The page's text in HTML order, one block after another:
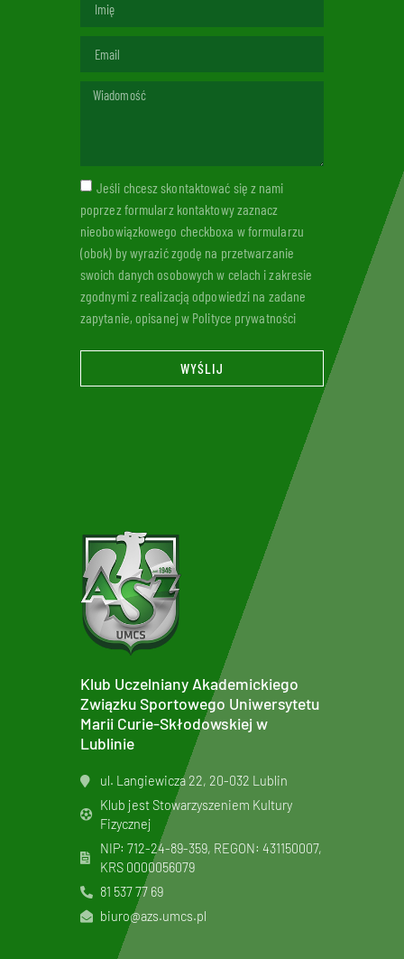
Jeśli chcesz skontaktować się z nami
poprzez formularz kontaktowy zaznacz
nieobowiązkowego checkboxa w formularzu
(obok) by wyrazić zgodę na przetwarzanie
swoich danych osobowych w celach i zakresie
zgodnymi z realizacją odpowiedzi na zadane
zapytanie, opisanej w Polityce prywatności
WYŚLIJ
Klub Uczelniany Akademickiego
Związku Sportowego Uniwersytetu
Marii Curie-Skłodowskiej w
Lublinie
ul. Langiewicza 22, 20-032 Lublin
Klub jest Stowarzyszeniem Kultury
Fizycznej
NIP: 712-24-89-359, REGON: 431150007,
KRS 0000056079
81 537 77 69
biuro@azs.umcs.pl